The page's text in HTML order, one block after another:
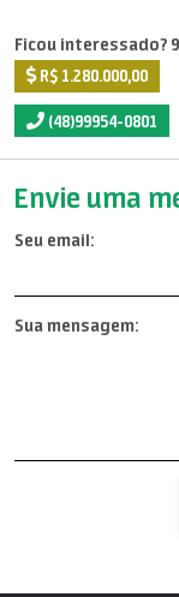
Ficou interessado?
R$ 1.280.000,00
(48)99954-0801
Envie uma
Seu email:
Sua mensagem: